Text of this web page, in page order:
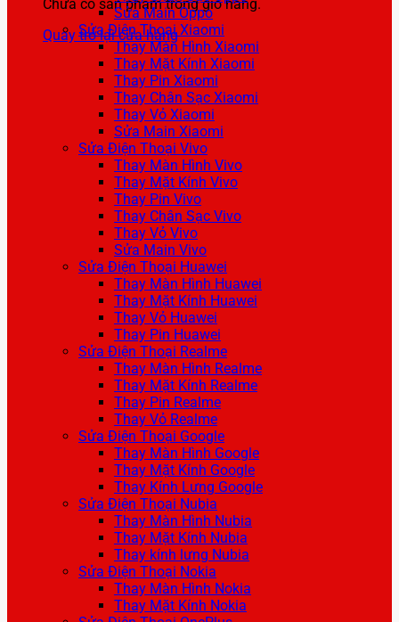
Chưa có sản phẩm trong giỏ hàng.
Quay trở lại cửa hàng
Sửa Main Oppo
Sửa Điện Thoại Xiaomi
Thay Màn Hình Xiaomi
Thay Mặt Kính Xiaomi
Thay Pin Xiaomi
Thay Chân Sạc Xiaomi
Thay Vỏ Xiaomi
Sửa Main Xiaomi
Sửa Điện Thoại Vivo
Thay Màn Hình Vivo
Thay Mặt Kính Vivo
Thay Pin Vivo
Thay Chân Sạc Vivo
Thay Vỏ Vivo
Sửa Main Vivo
Sửa Điện Thoại Huawei
Thay Màn Hình Huawei
Thay Mặt Kính Huawei
Thay Vỏ Huawei
Thay Pin Huawei
Sửa Điện Thoại Realme
Thay Màn Hình Realme
Thay Mặt Kính Realme
Thay Pin Realme
Thay Vỏ Realme
Sửa Điện Thoại Google
Thay Màn Hình Google
Thay Mặt Kính Google
Thay Kính Lưng Google
Sửa Điện Thoại Nubia
Thay Màn Hình Nubia
Thay Mặt Kính Nubia
Thay kính lưng Nubia
Sửa Điện Thoại Nokia
Thay Màn Hình Nokia
Thay Mặt Kính Nokia